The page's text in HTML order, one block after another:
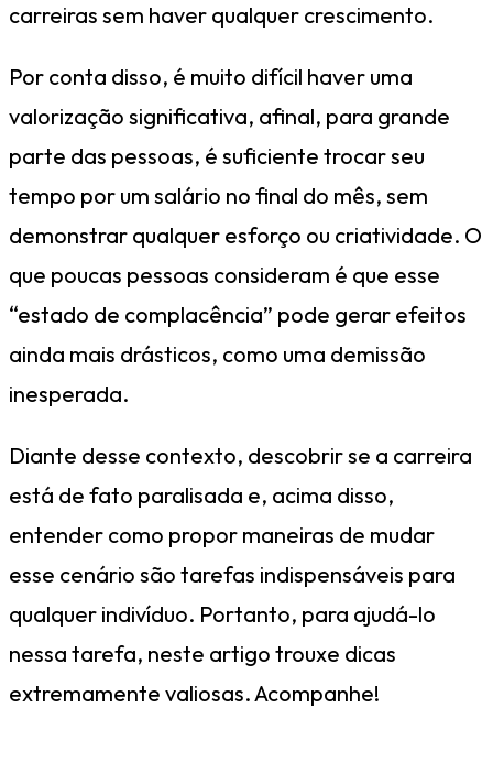
carreiras sem haver qualquer crescimento.
Por conta disso, é muito difícil haver uma
valorização significativa, afinal, para grande
parte das pessoas, é suficiente trocar seu
tempo por um salário no final do mês, sem
demonstrar qualquer esforço ou criatividade. O
que poucas pessoas consideram é que esse
“estado de complacência” pode gerar efeitos
ainda mais drásticos, como uma demissão
inesperada.
Diante desse contexto, descobrir se a carreira
está de fato paralisada e, acima disso,
entender como propor maneiras de mudar
esse cenário são tarefas indispensáveis para
qualquer indivíduo. Portanto, para ajudá-lo
nessa tarefa, neste artigo trouxe dicas
extremamente valiosas. Acompanhe!